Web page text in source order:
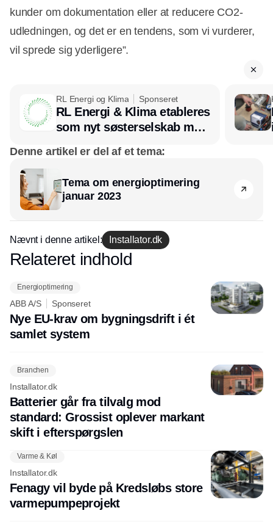
kunder om dokumentation eller at reducere CO2-
udledningen, og det er en tendens, som vi vurderer,
vil sprede sig yderligere”.
RL Energi og Klima Sponseret
RL Energi & Klima etableres
som nyt søsterselskab med
Denne artikel er del af et tema:
Tema om energioptimering
januar 2023
Nævnt i denne artikel: Installator.dk
Annonce
Relateret indhold
Energioptimering
ABB A/S Sponseret
Nye EU-krav om bygningsdrift i ét
samlet system
Branchen
Installator.dk
Batterier går fra tilvalg mod
standard: Grossist oplever markant
skift i efterspørgslen
Varme & Køl
Installator.dk
Fenagy vil byde på Kredsløbs store
varmepumpeprojekt